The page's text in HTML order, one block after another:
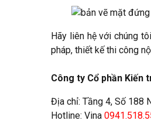
Hãy liên hệ với chúng
pháp, thiết kế thi công
Công ty Cổ phần Kiến
Địa chỉ: Tầng 4, Số 188
Hotline: Vina